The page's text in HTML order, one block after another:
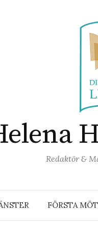
Redaktör &
FÖRSTA